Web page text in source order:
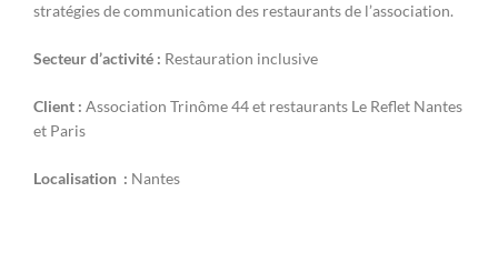
stratégies de communication des restaurants de l’association.
Secteur d’activité : Restauration inclusive
Client : Association Trinôme 44 et restaurants Le Reflet Nantes
et Paris
Localisation : Nantes